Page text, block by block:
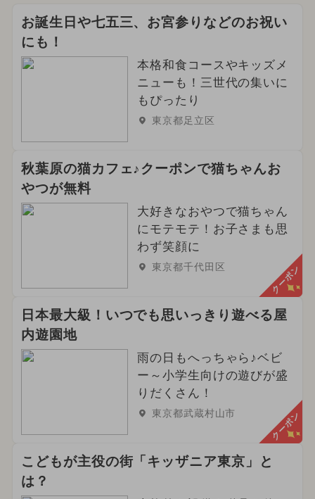
お誕生日や七五三、お宮参りなどのお祝い
にも！
本格和食コースやキッズメ
ニューも！三世代の集いに
もぴったり
東京都足立区
秋葉原の猫カフェ♪クーポンで猫ちゃんお
やつが無料
大好きなおやつで猫ちゃん
にモテモテ！お子さまも思
わず笑顔に
東京都千代田区 クーポン
日本最大級！いつでも思いっきり遊べる屋
内遊園地
雨の日もへっちゃら♪ベビ
ー～小学生向けの遊びが盛
りだくさん！
東京都武蔵村山市 クーポン
こどもが主役の街「キッザニア東京」と
は？